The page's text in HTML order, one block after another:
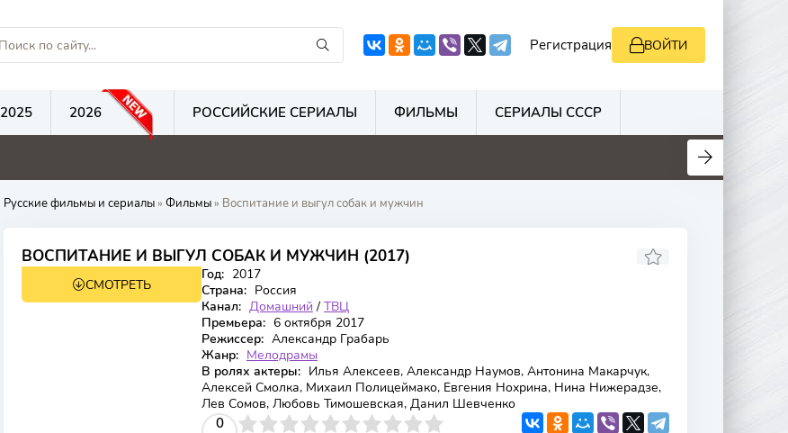
Регистрация ВОЙТИ
2025 2026 РОССИЙСКИЕ СЕРИАЛЫ ФИЛЬМЫ СЕРИАЛЫ СССР
0
Русские фильмы и сериалы» Фильмы» Воспитание и выгул собак и мужчин
ВОСПИТАНИЕ И ВЫГУЛ СОБАК И МУЖЧИН (2017)
СМОТРЕТЬ
Год: 2017
Страна: Россия
Канал: Домашний / ТВЦ
Премьера: 6 октября 2017
Режиссер: Александр Грабарь
Жанр: Мелодрамы
В ролях актеры: Илья Алексеев, Александр Наумов, Антонина Макарчук,
Алексей Смолка, Михаил Полицеймако, Евгения Нохрина, Нина Нижерадзе,
Лев Сомов, Любовь Тимошевская, Данил Шевченко
0
4 5 6 7 8 9 10